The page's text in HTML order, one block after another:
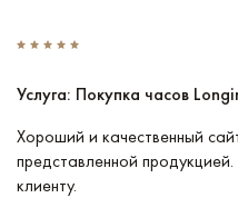
Услуга: Покупка часов
Хороший и качественный
представленной
клиенту.